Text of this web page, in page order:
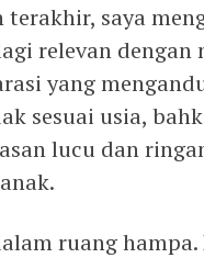
terakhir, saya
relevan
yang
sesuai usia,
lucu dan
ruang